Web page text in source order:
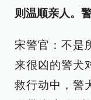
则温顺亲人。
宋警官：不是
来很凶的警犬
救行动中，警